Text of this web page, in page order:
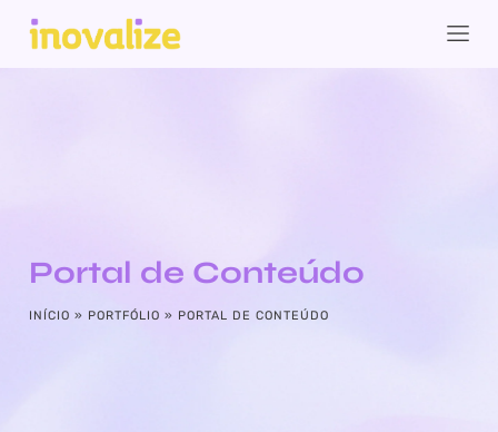
Portal de Conteúdo
INÍCIO » PORTFÓLIO » PORTAL DE CONTEÚDO